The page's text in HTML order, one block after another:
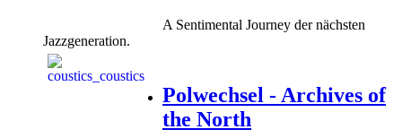
A Sentimental Journey der nächsten
Jazzgeneration.
Polwechsel - Archives of
the North